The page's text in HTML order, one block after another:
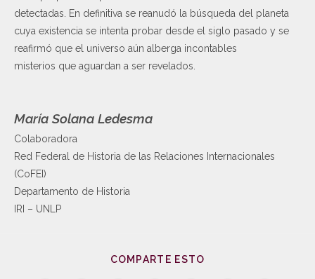
detectadas. En definitiva se reanudó la búsqueda del planeta
cuya existencia se intenta probar desde el siglo pasado y se
reafirmó que el universo aún alberga incontables
misterios que aguardan a ser revelados.
María Solana Ledesma
Colaboradora
Red Federal de Historia de las Relaciones Internacionales
(CoFEI)
Departamento de Historia
IRI – UNLP
COMPARTE ESTO